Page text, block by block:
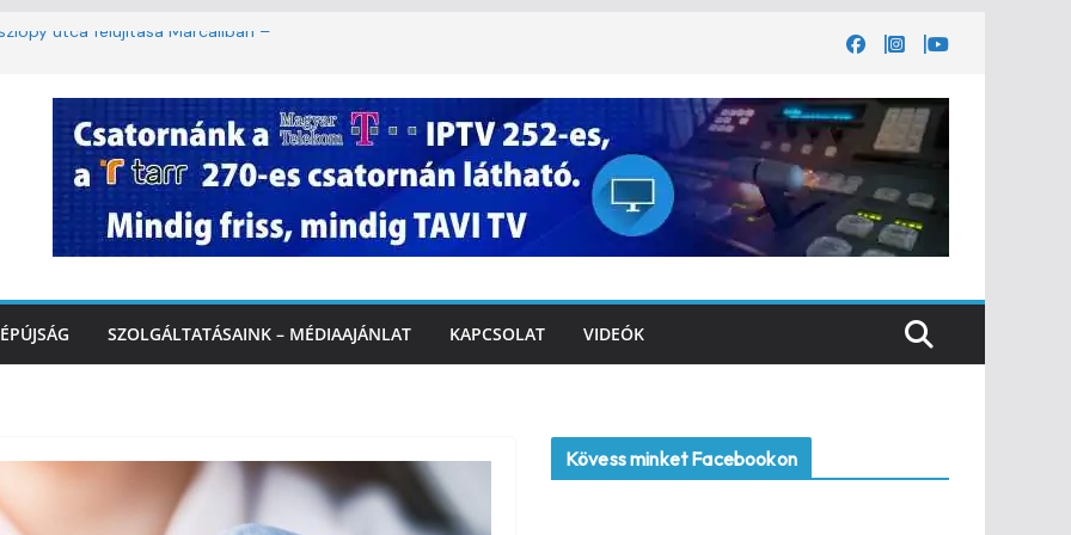
utca felújítása Marcaliban –
lakossági felháborodást váltott ki a
Marcaliban – VIDEÓ
– az első félidő végén
SZOLGÁLTATÁSAINK – MÉDIAAJÁNLAT KAPCSOLAT VIDEÓK
Kövess minket Facebookon